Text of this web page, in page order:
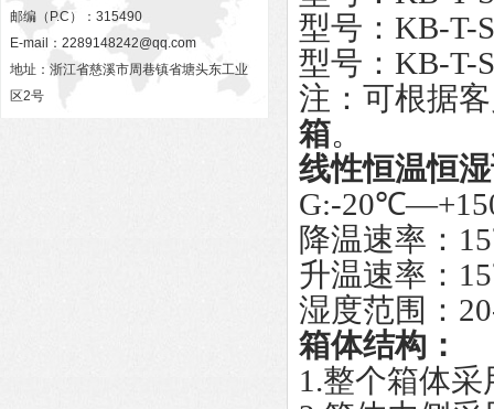
邮编（P.C）：315490
E-mail： 2289148242@qq.com
地址：浙江省慈溪市周巷镇省塘头东工业
区2号
型号：KB-T-
型号：KB-T-
注：可根据
箱。
线性恒温恒
G:-
降温速率：
升温速率：
湿度范围：
箱体结构：
1.整个箱体